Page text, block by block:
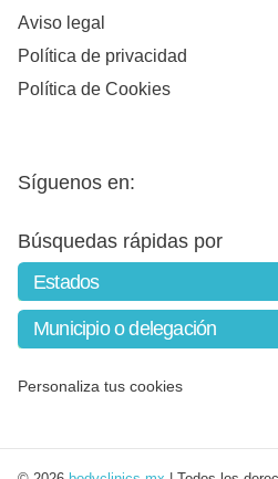
Aviso legal
Política de privacidad
Política de Cookies
Síguenos en:
Búsquedas rápidas por
Personaliza tus cookies